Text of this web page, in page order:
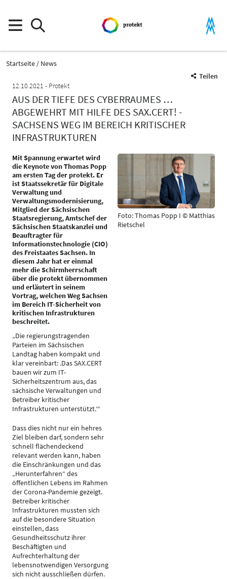
Startseite
News
Teilen
12.10.2021
Protekt
AUS DER TIEFE DES CYBERRAUMES …
ABGEWEHRT MIT HILFE DES SAX.CERT! -
SACHSENS WEG IM BEREICH KRITISCHER
INFRASTRUKTUREN
Mit Spannung erwartet wird
die Keynote von Thomas Popp
am ersten Tag der protekt. Er
ist Staatssekretär für Digitale
Verwaltung und
Verwaltungsmodernisierung,
Mitglied der Sächsischen
Staatsregierung, Amtschef der
Sächsischen Staatskanzlei und
Beauftragter für
Informationstechnologie (CIO)
des Freistaates Sachsen. In
diesem Jahr hat er einmal
mehr die Schirmherrschaft
über die protekt übernommen
und erläutert in seinem
Vortrag, welchen Weg Sachsen
im Bereich IT-Sicherheit von
kritischen Infrastrukturen
beschreitet.
„Die regierungstragenden
Parteien im Sächsischen
Landtag haben kompakt und
klar vereinbart: ‚Das SAX.CERT
bauen wir zum IT-
Sicherheitszentrum aus, das
sächsische Verwaltungen und
Betreiber kritischer
Infrastrukturen unterstützt.‘“
Dass dies nicht nur ein hehres
Ziel bleiben darf, sondern sehr
schnell flächendeckend
relevant werden kann, haben
die Einschränkungen und das
„Herunterfahren“ des
öffentlichen Lebens im Rahmen
der Corona-Pandemie gezeigt.
Betreiber kritischer
Infrastrukturen mussten sich
auf die besondere Situation
einstellen, dass
Gesundheitsschutz ihrer
Beschäftigten und
Aufrechterhaltung der
lebensnotwendigen Versorgung
sich nicht ausschließen dürfen.
Foto: Thomas Popp I © Matthias
Rietschel